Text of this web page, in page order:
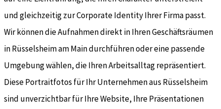
und gleichzeitig zur Corporate Identity Ihrer Firma passt.
Wir können die Aufnahmen direkt in Ihren Geschäftsräumen
in Rüsselsheim am Main durchführen oder eine passende
Umgebung wählen, die Ihren Arbeitsalltag repräsentiert.
Diese Portraitfotos für Ihr Unternehmen aus Rüsselsheim
sind unverzichtbar für Ihre Website, Ihre Präsentationen